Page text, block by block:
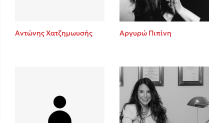
Αντώνης Χατζημωυσής Αργυρώ Πιπίνη